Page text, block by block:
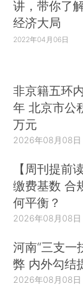
讲，带你了
经济大局
2022年04月06日
非京籍五环
年 北京市公
万元
2026年08月08日
【周刊提前
缴费基数 合
何平衡？
2026年08月08日
河南“三支一
弊 内外勾结
2026年08月08日